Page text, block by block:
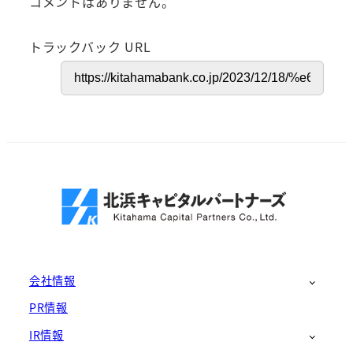
トラックバック URL
会社情報
PR情報
IR情報